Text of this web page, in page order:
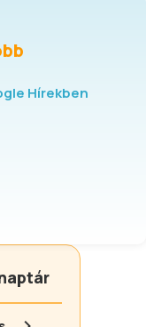
Hírekben